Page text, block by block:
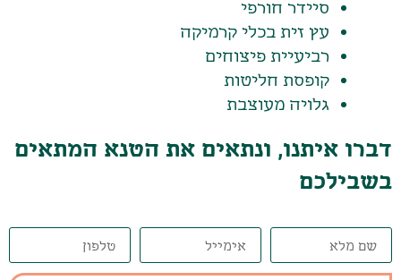
סיידר חורפי
עץ זית בכלי קרמיקה
רביעיית פיצוחים
קופסת חליטות
גלויה מעוצבת
דברו איתנו, ונתאים את הטנא המתאים
בשבילכם